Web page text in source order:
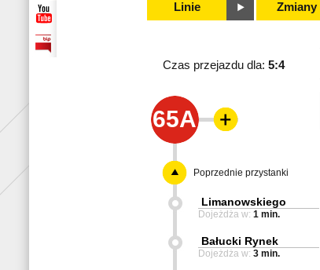
Linie Zmiany
Czas przejazdu dla: 5:4
65A
Poprzednie przystanki
Limanowskiego
Dojeżdża w: 1 min.
Bałucki Rynek
Dojeżdża w: 3 min.